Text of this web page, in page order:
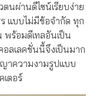
นผ่านดีไซน์เรียบง่าย
ร แบบไม่มีข้อจำกัด ทุก
ร้อมดีเทลอันเป็น
ลเลคชั่นนี้จึงเป็นมาก
าความงามรูปแบบ
ตอร์